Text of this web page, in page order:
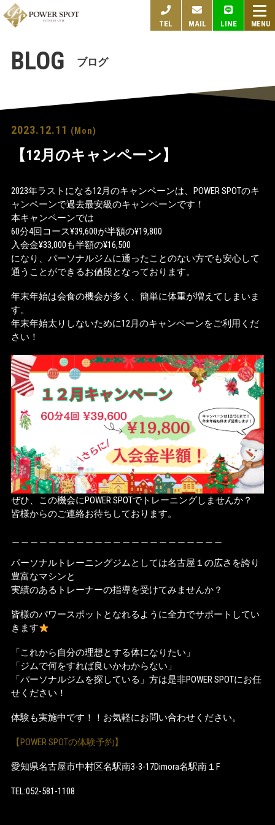
TEL MAIL LINE
BLOG ブログ
2023.12.11 (Mon)
【12月のキャンペーン】
2023年ラストになる12月のキャンペーンは、POWER SPOTのキ
ャンペーンで過去最安級のキャンペーンです！
本キャンペーンでは
60分4回コース¥39,600が半額の¥19,800
入会金¥33,000も半額の¥16,500
になり、パーソナルジムに通ったことのない方でも安心して
通うことができるお値段となっております。
年末年始は会食の機会が多く、簡単に体重が増えてしまいま
す。
年末年始太りしないために12月のキャンペーンをご利用くだ
さい！
ぜひ、この機会にPOWER SPOTでトレーニングしませんか？
皆様からのご連絡お待ちしております。
パーソナルトレーニングジムとしては名古屋１の広さを誇り
豊富なマシンと
実績のあるトレーナーの指導を受けてみませんか？
皆様のパワースポットとなれるように全力でサポートしてい
きます
「これから自分の理想とする体になりたい」
「ジムで何をすれば良いかわからない」
「パーソナルジムを探している」方は是非POWER SPOTにお任
せください！
体験も実施中です！！お気軽にお問い合わせください。
【POWER SPOTの体験予約】
愛知県名古屋市中村区名駅南3-3-17Dimora名駅南１F
TEL:052-581-1108